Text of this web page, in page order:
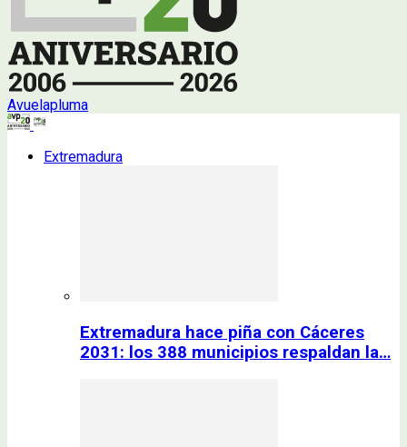
Avuelapluma
Extremadura
Extremadura hace piña con Cáceres
2031: los 388 municipios respaldan la…